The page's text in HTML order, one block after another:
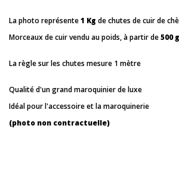
La photo représente1 Kg de chutes de cuir de
Morceaux de cuir vendu au poids, à partir de500
La règle sur les chutes mesure 1 mètre
Qualité d'un grand maroquinier de luxe
Idéal pour l'accessoire et la maroquinerie
(photo non contractuelle)